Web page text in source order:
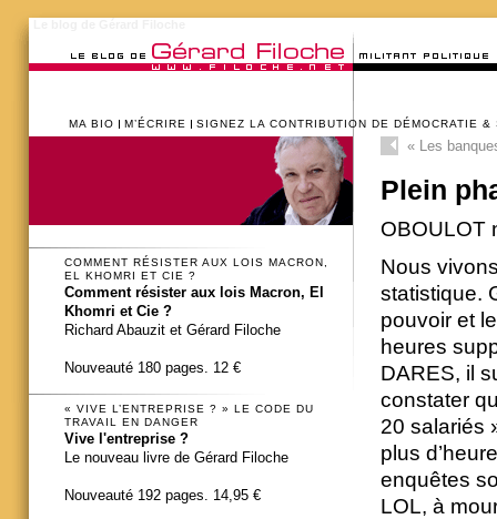
MA BIO M’ÉCRIRE SIGNEZ LA CONTRIBUTION DE DÉMOCRATIE &
«Les
Plein
OBOULOT
Nous
statistique.
pouvoir et
heures
DARES, il
constater
20 salariés
plus
enquêtes
LOL, à
COMMENT RÉSISTER AUX LOIS MACRON,
EL KHOMRI ET CIE ?
Comment résister aux lois Macron, El
Khomri et Cie ?
Richard Abauzit et Gérard Filoche
Nouveauté 180 pages. 12 €
« VIVE L’ENTREPRISE ? » LE CODE DU
TRAVAIL EN DANGER
Vive l'entreprise ?
Le nouveau livre de Gérard Filoche
Nouveauté 192 pages. 14,95 €